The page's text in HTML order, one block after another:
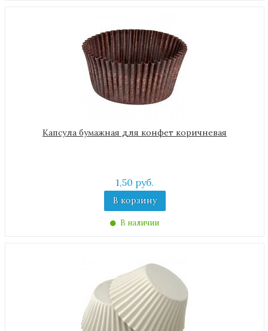
Капсула бумажная для конфет коричневая
1,50 руб.
В корзину
В наличии